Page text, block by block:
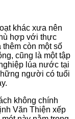
khác xưa nên
hợp với thực
còn một số
cũng là một tập
lúa nước tại
người có tuổi
không chính
Văn Thiện xếp